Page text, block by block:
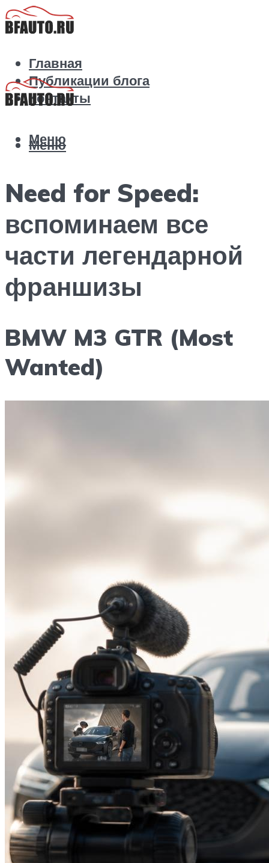
Главная
Публикации блога
Контакты
Меню
Меню
Need for Speed:
вспоминаем все
части легендарной
франшизы
BMW M3 GTR (Most
Wanted)